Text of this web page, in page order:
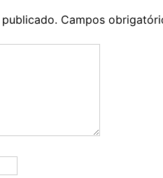
Campos